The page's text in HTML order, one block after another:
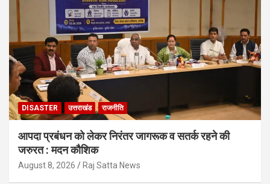
DISASTER उत्तराखंड राजनीति
आपदा प्रबंधन को लेकर निरंतर जागरूक व सतर्क रहने की
जरुरत : मदन कौशिक
August 8, 2026 Raj Satta News